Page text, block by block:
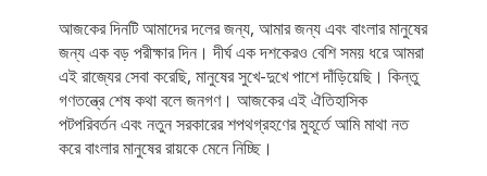
আজকের দিনটি আমাদের দলের জন্য, আমার জন্য এবং বাংলার মানুষের
জন্য এক বড় পরীক্ষার দিন। দীর্ঘ এক দশকেরও বেশি সময় ধরে আমরা
এই রাজ্যের সেবা করেছি, মানুষের সুখে-দুখে পাশে দাঁড়িয়েছি। কিন্তু
গণতন্ত্রে শেষ কথা বলে জনগণ। আজকের এই ঐতিহাসিক
পটপরিবর্তন এবং নতুন সরকারের শপথগ্রহণের মুহূর্তে আমি মাথা নত
করে বাংলার মানুষের রায়কে মেনে নিচ্ছি।